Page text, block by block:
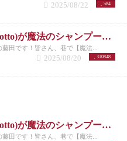
584
2025/08/22
オッジィオット(oggiotto)が魔法のシャンプーと呼ばれる理由！取扱店だからこそ分かる髪質改善力
田です！皆さん、巷で【魔法...
310848
2025/08/20
オッジィオット(oggiotto)が魔法のシャンプーと呼ばれる理由！取扱店だからこそ分かる髪質改善力
田です！皆さん、巷で【魔法...